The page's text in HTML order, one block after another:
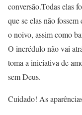
conversão.Todas elas
que se elas não
o noivo, assim como
O incrédulo não vai
toma a iniciativa de
sem Deus.
Cuidado! As